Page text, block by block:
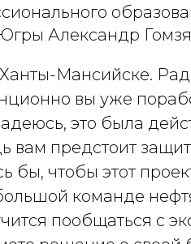
Александр
Мансийске.
вы уже
это была
вам предстоит
бы, чтобы этот
команде
пообщаться с